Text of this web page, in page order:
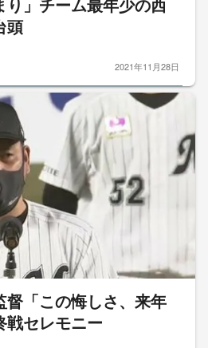
り」チーム最年少の西
頭
2021年11月28日
督「この悔しさ、来年
戦セレモニー